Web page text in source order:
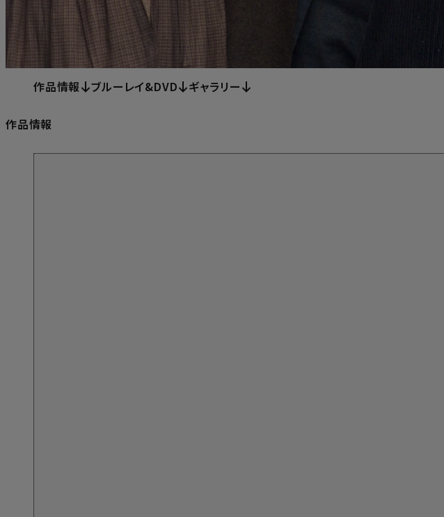
作品情報 ブルーレイ&DVD ギャラリー
作品情報